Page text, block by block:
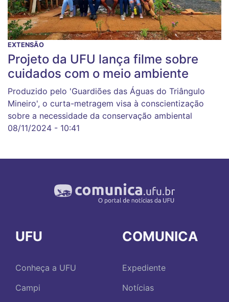
EXTENSÃO
Projeto da UFU lança filme sobre
cuidados com o meio ambiente
Produzido pelo 'Guardiões das Águas do Triângulo
Mineiro', o curta-metragem visa à conscientização
sobre a necessidade da conservação ambiental
08/11/2024 - 10:41
UFU
Conheça a UFU
Campi
COMUNICA
Expediente
Notícias